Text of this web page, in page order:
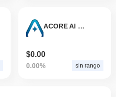
ACORE AI Token
$0.00
0.00% sin rango